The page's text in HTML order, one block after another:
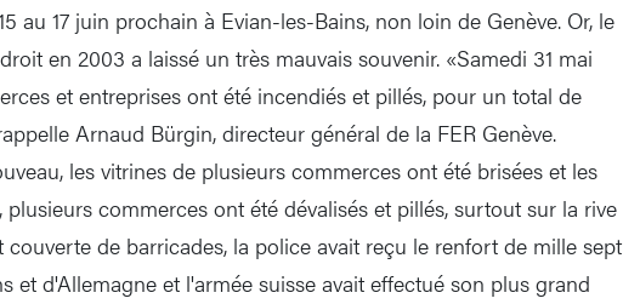
au 17 juin prochain à Evian-les-Bains, non loin de Genève. Or, le
en 2003 a laissé un très mauvais souvenir. «Samedi 31 mai
et entreprises ont été incendiés et pillés, pour un total de
Arnaud Bürgin, directeur général de la FER Genève.
les vitrines de plusieurs commerces ont été brisées et les
commerces ont été dévalisés et pillés, surtout sur la rive
de barricades, la police avait reçu le renfort de mille sept
et d'Allemagne et l'armée suisse avait effectué son plus grand